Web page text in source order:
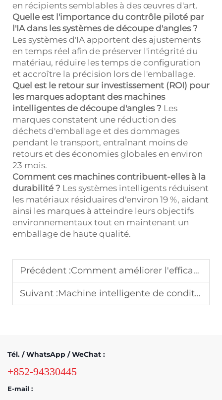
en récipients semblables à des œuvres d'art.
Quelle est l'importance du contrôle piloté par
l'IA dans les systèmes de découpe d'angles ?
Les systèmes d'IA apportent des ajustements
en temps réel afin de préserver l'intégrité du
matériau, réduire les temps de configuration
et accroître la précision lors de l'emballage.
Quel est le retour sur investissement (ROI) pour
les marques adoptant des machines
intelligentes de découpe d'angles ? Les
marques constatent une réduction des
déchets d'emballage et des dommages
pendant le transport, entraînant moins de
retours et des économies globales en environ
23 mois.
Comment ces machines contribuent-elles à la
durabilité ? Les systèmes intelligents réduisent
les matériaux résiduaires d'environ 19 %, aidant
ainsi les marques à atteindre leurs objectifs
environnementaux tout en maintenant un
emballage de haute qualité.
Précédent :Comment améliorer l'efficacité de l'emballage avec la machine à pelliculer à changement de mode Onekey ?
Suivant :Machine intelligente de conditionnement sous film rétractable : Le secret d'un emballage sans plis
Tél. / WhatsApp / WeChat :
+852-94330445
E-mail :